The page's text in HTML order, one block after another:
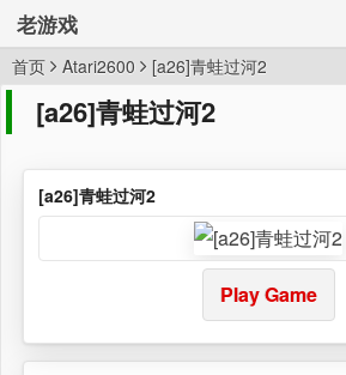
老游戏
首页 Atari2600 [a26]青蛙过河2
[a26]青蛙过河2
[a26]青蛙过河2
Play Game